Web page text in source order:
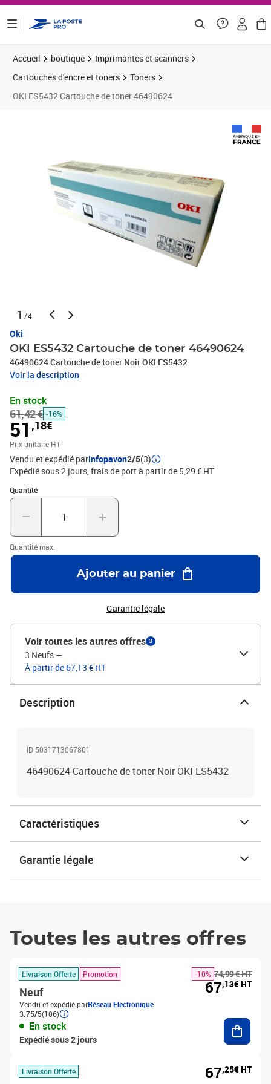
Accueil boutique
Imprimantes et scanners
Cartouches d'encre et toners
Toners
OKI ES5432 Cartouche de toner 46490624
1 /4
Oki
OKI ES5432 Cartouche de toner 46490624
46490624 Cartouche de toner Noir OKI ES5432
Voir la description
En stock
61,42 € -16%
51 ,18€
Prix unitaire HT
Vendu et expédié parInfopavon2/5(3)
Expédié sous 2 jours, frais de port à partir de 5,29 € HT
Quantité
Quantité : 1
Quantité max.
Ajouter au panier
Garantie légale
Voir toutes les autres offres 3
3 Neufs —
À partir de 67,13 € HT
Description
ID 5031713067801
46490624 Cartouche de toner Noir OKI ES5432
Caractéristiques
Garantie légale
Toutes les autres offres
Livraison Offerte Promotion
Neuf
Vendu et expédié parRéseau Electronique
3.75/5(106)
En stock
Expédié sous 2 jours
74,99 € HT
-10%
67,13€ HT
Livraison Offerte 67,25€ HT